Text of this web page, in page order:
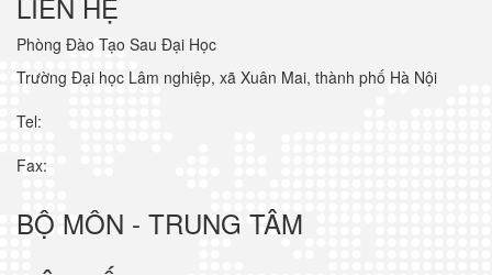
Phòng Đào Tạo Sau Đại Học
Trường Đại học Lâm nghiệp, xã Xuân Mai, thành phố Hà Nội
Tel:
Fax:
BỘ MÔN - TRUNG TÂM